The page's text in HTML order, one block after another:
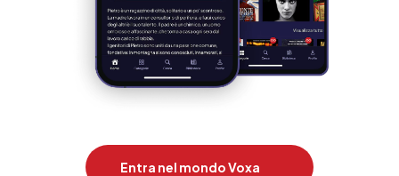
Entra nel mondo Voxa